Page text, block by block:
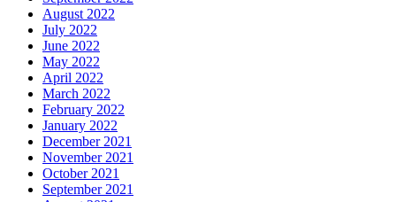
August 2022
July 2022
June 2022
May 2022
April 2022
March 2022
February 2022
January 2022
December 2021
November 2021
October 2021
September 2021